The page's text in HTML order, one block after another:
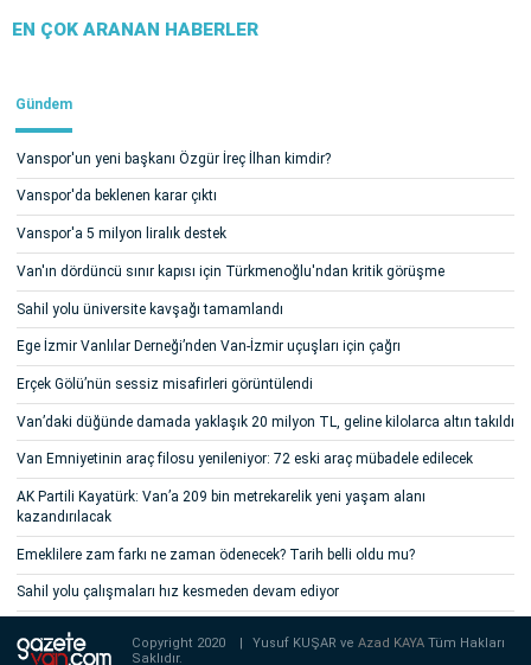
EN ÇOK ARANAN HABERLER
Gündem
Vanspor'un yeni başkanı Özgür İreç İlhan kimdir?
Vanspor'da beklenen karar çıktı
Vanspor'a 5 milyon liralık destek
Van'ın dördüncü sınır kapısı için Türkmenoğlu'ndan kritik görüşme
Sahil yolu üniversite kavşağı tamamlandı
Ege İzmir Vanlılar Derneği’nden Van-İzmir uçuşları için çağrı
Erçek Gölü’nün sessiz misafirleri görüntülendi
Van’daki düğünde damada yaklaşık 20 milyon TL, geline kilolarca altın takıldı
Van Emniyetinin araç filosu yenileniyor: 72 eski araç mübadele edilecek
AK Partili Kayatürk: Van’a 209 bin metrekarelik yeni yaşam alanı
kazandırılacak
Emeklilere zam farkı ne zaman ödenecek? Tarih belli oldu mu?
Sahil yolu çalışmaları hız kesmeden devam ediyor
Copyright 2020 | Yusuf KUŞAR veAzad KAYATüm Hakları
Saklıdır.